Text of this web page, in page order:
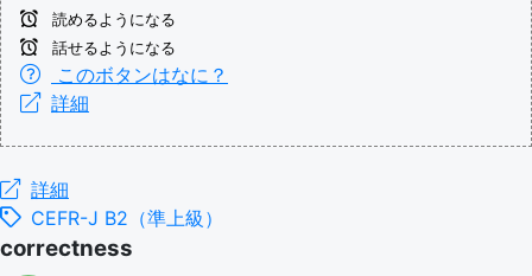
読めるようになる
話せるようになる
このボタンはなに？
詳細
詳細
CEFR-J B2（準上級）
correctness